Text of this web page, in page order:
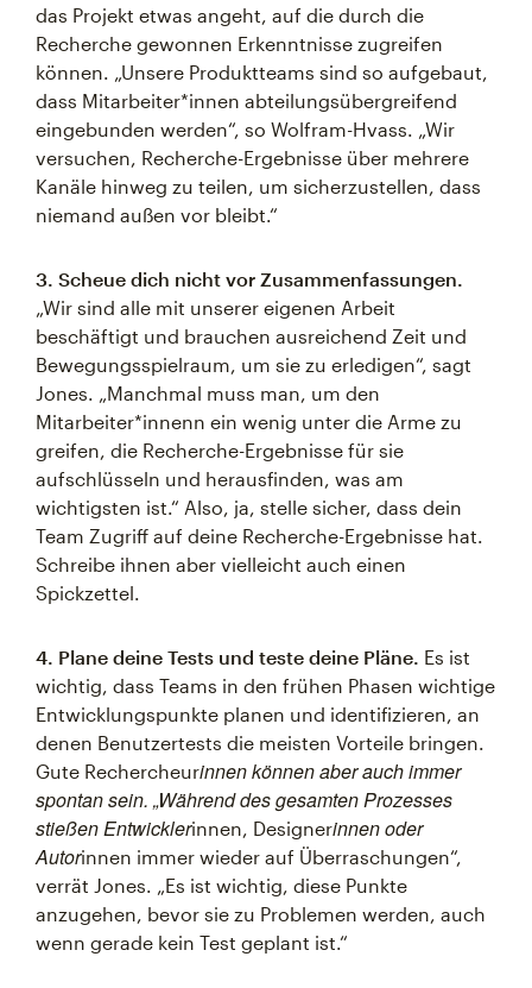
das Projekt etwas angeht, auf die durch die
Recherche gewonnen Erkenntnisse zugreifen
können. „Unsere Produktteams sind so aufgebaut,
dass Mitarbeiter*innen abteilungsübergreifend
eingebunden werden“, so Wolfram-Hvass. „Wir
versuchen, Recherche-Ergebnisse über mehrere
Kanäle hinweg zu teilen, um sicherzustellen, dass
niemand außen vor bleibt.“
3. Scheue dich nicht vor Zusammenfassungen.
„Wir sind alle mit unserer eigenen Arbeit
beschäftigt und brauchen ausreichend Zeit und
Bewegungsspielraum, um sie zu erledigen“, sagt
Jones. „Manchmal muss man, um den
Mitarbeiter*innenn ein wenig unter die Arme zu
greifen, die Recherche-Ergebnisse für sie
aufschlüsseln und herausfinden, was am
wichtigsten ist.“ Also, ja, stelle sicher, dass dein
Team Zugriff auf deine Recherche-Ergebnisse hat.
Schreibe ihnen aber vielleicht auch einen
Spickzettel.
4. Plane deine Tests und teste deine Pläne. Es ist
wichtig, dass Teams in den frühen Phasen wichtige
Entwicklungspunkte planen und identifizieren, an
denen Benutzertests die meisten Vorteile bringen.
Gute Rechercheurinnen können aber auch immer
spontan sein. „Während des gesamten Prozesses
stießen Entwicklerinnen, Designerinnen oder
Autorinnen immer wieder auf Überraschungen“,
verrät Jones. „Es ist wichtig, diese Punkte
anzugehen, bevor sie zu Problemen werden, auch
wenn gerade kein Test geplant ist.“